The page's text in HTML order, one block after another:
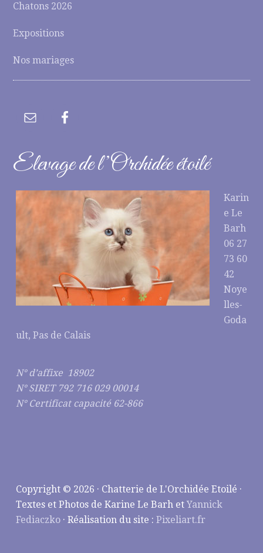
Chatons 2026
Expositions
Nos mariages
Elevage de l’Orchidée étoilé
Karin
e Le
Barh
06 27
73 60
42
Noye
lles-
Goda
ult, Pas de Calais
N° d’affixe 18902
N° SIRET 792 716 029 00014
N° Certificat capacité 62-866
Copyright © 2026 · Chatterie de L'Orchidée Etoilé ·
Textes et Photos de Karine Le Barh etYannick
Fediaczko · Réalisation du site :Pixeliart.fr